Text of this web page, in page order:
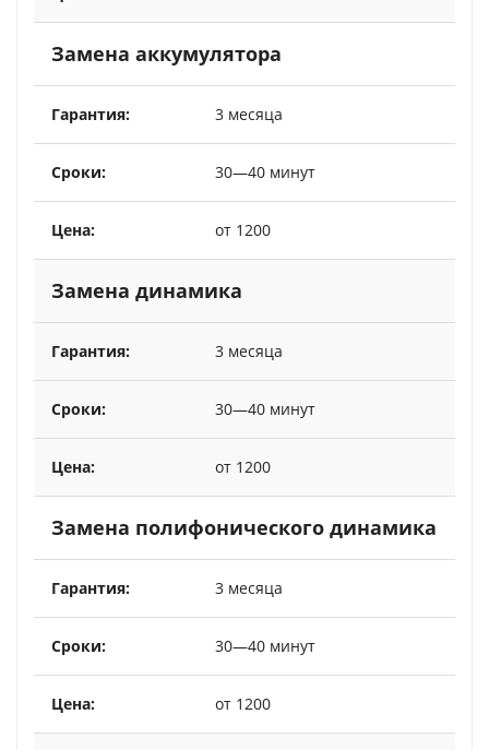
Замена аккумулятора
3 месяца
30—40 минут
от 1200
Замена динамика
3 месяца
30—40 минут
от 1200
Замена полифонического динамика
3 месяца
30—40 минут
от 1200